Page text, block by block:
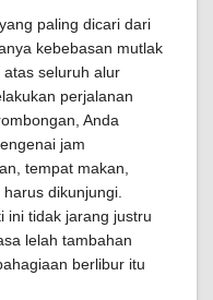
paling dicari dari
kebebasan mutlak
seluruh alur
perjalanan
Anda
jam
tempat makan,
dikunjungi.
ini tidak jarang justru
lelah tambahan
berlibur itu